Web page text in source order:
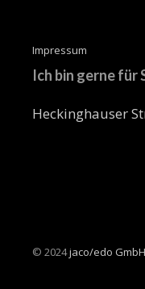
Impressum
Ich bin gerne für
Heckinghauser
© 2024jaco/edo GmbH